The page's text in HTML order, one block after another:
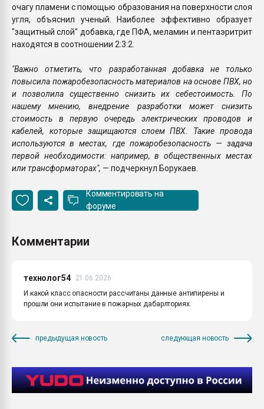
очагу пламени с помощью образования на поверхности слоя
угля, объяснил ученый. Наиболее эффективно образует
"защитный слой" добавка, где ПФА, меламин и пентаэритрит
находятся в соотношении 2:3:2.
"Важно отметить, что разработанная добавка не только
повысила пожаробезопасность материалов на основе ПВХ, но
и позволила существенно снизить их себестоимость. По
нашему мнению, внедрение разработки может снизить
стоимость в первую очередь электрических проводов и
кабелей, которые защищаются слоем ПВХ. Такие провода
используются в местах, где пожаробезопасность — задача
первой необходимости: например, в общественных местах
или трансформаторах", — подчеркнул Борукаев.
Комментировать на
форуме
Комментарии
технолог54
21.06.2026
И какой класс опасности рассчитаны данные антипирены и
прошли они испытание в пожарных дабарлториях.
предыдущая новость следующая новость